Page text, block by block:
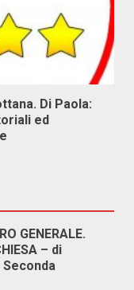
Di Paola:
ed
GENERALE.
– di